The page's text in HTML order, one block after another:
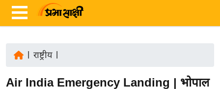
ज़ा
राष्ट्रीय|
Air India Emergency Landing | भोपाल